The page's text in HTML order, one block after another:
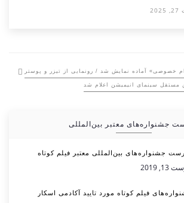
خصوصی» آماده نمایش شد / رونمایی از تیزر و پوستر
مستقل سینمای انیمیشن اعلام شد
جشنواره‌های معتبر بین‌المللی
جشنواره‌های بین‌المللی معتبر فیلم کوتاه
2019
فیلم کوتاه مورد تایید آکادمی اسکار